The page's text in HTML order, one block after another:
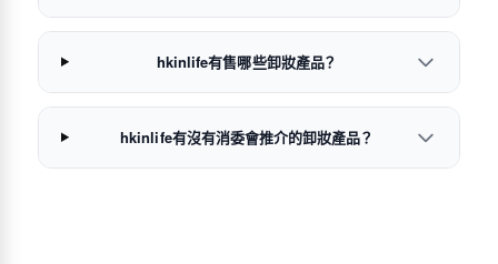
hkinlife有售哪些卸妝產品？
hkinlife有沒有消委會推介的卸妝產品？